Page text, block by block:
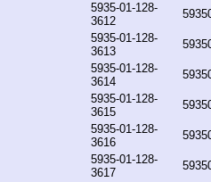
5935-01-128-
3612
5935-01-128-
3613
5935-01-128-
3614
5935-01-128-
3615
5935-01-128-
3616
5935-01-128-
3617